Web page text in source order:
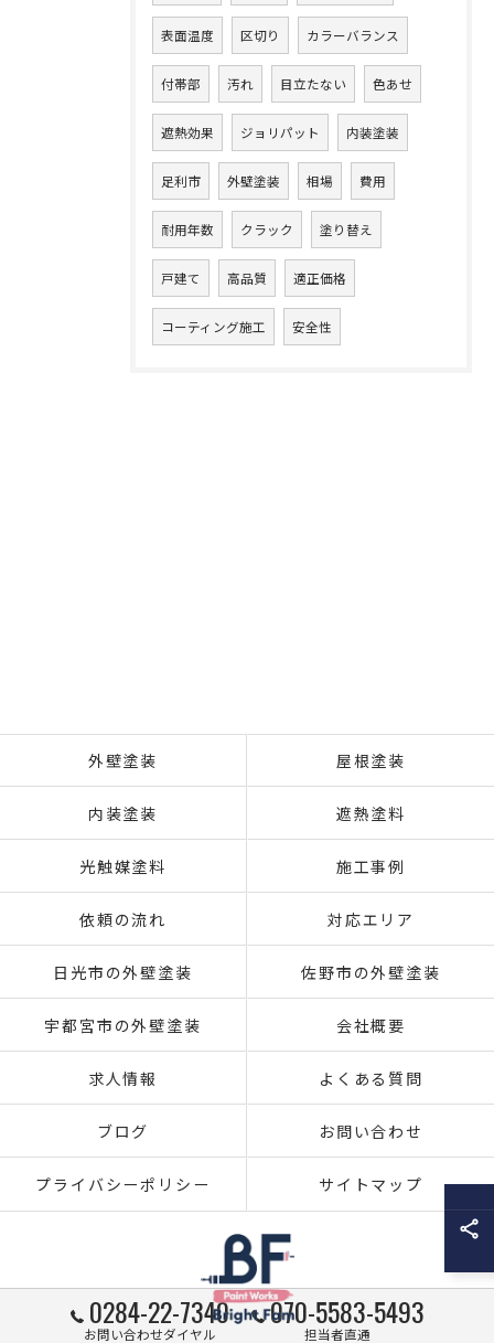
表面温度 区切り カラーバランス
付帯部 汚れ 目立たない 色あせ
遮熱効果 ジョリパット 内装塗装
足利市 外壁塗装 相場 費用
耐用年数 クラック 塗り替え
戸建て 高品質 適正価格
コーティング施工 安全性
0284-22-7340
お問い合わせダイヤル
070-5583-5493
担当者直通
外壁塗装 屋根塗装
内装塗装 遮熱塗料
光触媒塗料 施工事例
依頼の流れ 対応エリア
日光市の外壁塗装 佐野市の外壁塗装
宇都宮市の外壁塗装 会社概要
求人情報 よくある質問
ブログ お問い合わせ
プライバシーポリシー サイトマップ